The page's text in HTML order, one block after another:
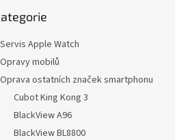
Servis Apple Watch
Opravy mobilů
Oprava ostatních značek smartphonu
Cubot King Kong 3
BlackView A96
BlackView BL8800